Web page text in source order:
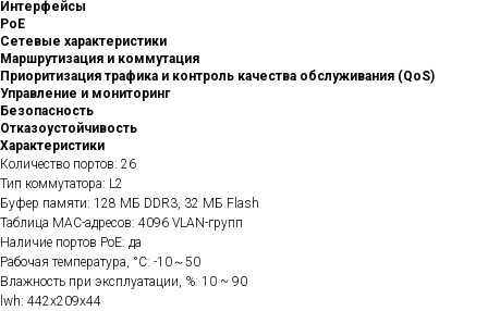
Интерфейсы
PoE
Сетевые характеристики
Маршрутизация и коммутация
Приоритизация трафика и контроль качества обслуживания (QoS)
Управление и мониторинг
Безопасность
Отказоустойчивость
Характеристики
Количество портов: 26
Тип коммутатора: L2
Буфер памяти: 128 МБ DDR3, 32 МБ Flash
Таблица MAC-адресов: 4096 VLAN-групп
Наличие портов PoE: да
Рабочая температура, °C: -10～50
Влажность при эксплуатации, %: 10 ~ 90
lwh: 442x209x44